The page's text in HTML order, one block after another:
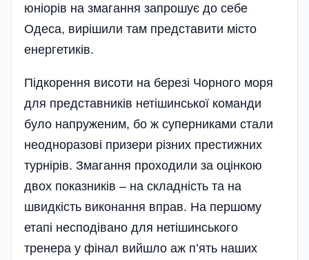
юніорів на змагання запрошує до себе
Одеса, вирішили там представити місто
енергетиків.
Підкорення висоти на березі Чорного моря
для представників нетішинської команди
було напруженим, бо ж суперниками стали
неодноразові призери різних престижних
турнірів. Змагання проходили за оцінкою
двох показників – на складність та на
швидкість виконання вправ. На першому
етапі несподівано для нетішинського
тренера у фінал вийшло аж п’ять наших